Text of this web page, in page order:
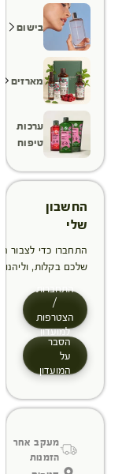
בישום
מארזים
ערכות
טיפוח
החשבון
שלי
התחברו כדי לצבור
שלכם בקלות,
התחברות
/
הצטרפות
למועדון
הסבר
על
המועדון
מעקב אחר
הזמנות